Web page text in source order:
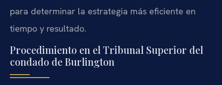
para determinar la estrategia más eficiente en
tiempo y resultado.
Procedimiento en el Tribunal Superior del
condado de Burlington